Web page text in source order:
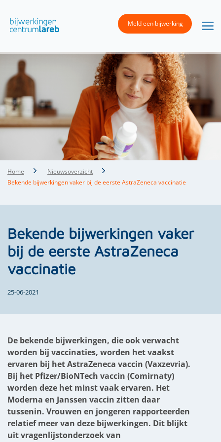
Meld een bijwerking
Home
Nieuwsoverzicht
Bekende bijwerkingen vaker bij de eerste AstraZeneca vaccinatie
Bekende bijwerkingen vaker
bij de eerste AstraZeneca
vaccinatie
25-06-2021
De bekende bijwerkingen, die ook verwacht
worden bij vaccinaties, worden het vaakst
ervaren bij het AstraZeneca vaccin (Vaxzevria).
Bij het Pfizer/BioNTech vaccin (Comirnaty)
worden deze het minst vaak ervaren. Het
Moderna en Janssen vaccin zitten daar
tussenin. Vrouwen en jongeren rapporteerden
relatief meer van deze bijwerkingen. Dit blijkt
uit vragenlijstonderzoek van